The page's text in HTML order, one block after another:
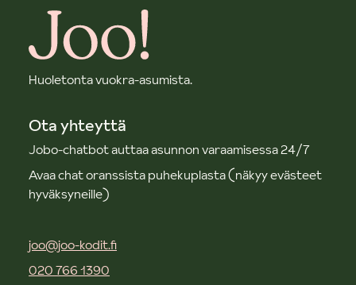
Huoletonta vuokra-asumista.
Ota yhteyttä
Jobo-chatbot auttaa asunnon varaamisessa 24/7
Avaa chat oranssista puhekuplasta (näkyy evästeet
hyväksyneille)
joo@joo-kodit.fi
020 766 1390